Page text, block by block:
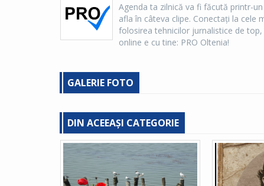
Agenda ta zilnică va fi făcută printr-
afla în câteva clipe. Conectaţi la
folosirea tehnicilor jurnalistice de
online e cu tine: PRO Oltenia!
GALERIE FOTO
DIN ACEEAȘI CATEGORIE